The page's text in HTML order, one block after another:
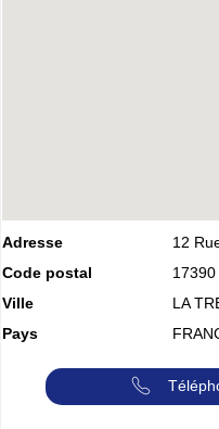
Adresse
12
Code postal
17390
Ville
LA
Pays